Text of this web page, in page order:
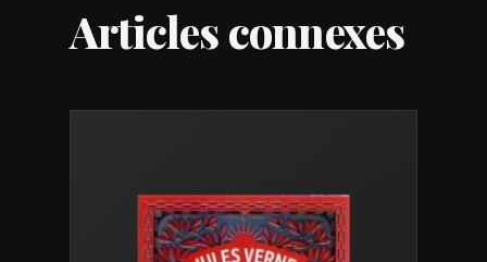
Articles connexes